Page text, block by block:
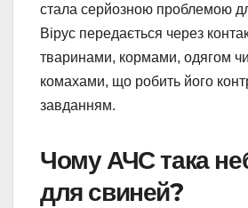
стала серйозною проблемою
Вірус передається через
тваринами, кормами, одягом чи
комахами, що робить його
завданням.
Чому АЧС така
для свиней?